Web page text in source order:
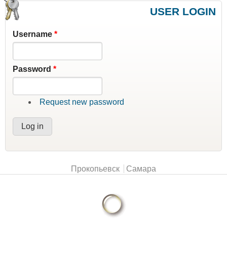
USER LOGIN
Username*
Password*
Request new password
Прокопьевск Самара